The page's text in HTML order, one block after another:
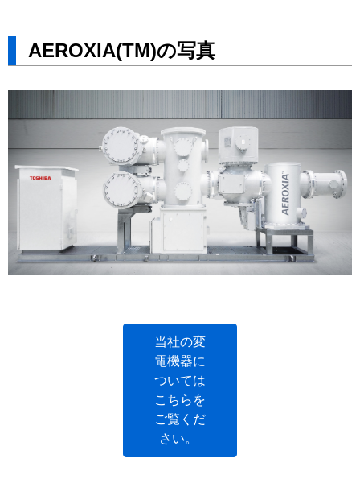
AEROXIA(TM)の写真
当社の変
電機器に
ついては
こちらを
ご覧くだ
さい。